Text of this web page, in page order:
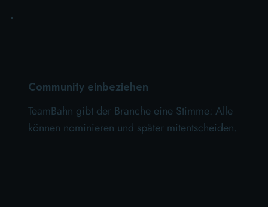
Community einbeziehen
TeamBahn gibt der Branche eine Stimme: Alle
können nominieren und später mitentscheiden.